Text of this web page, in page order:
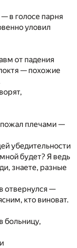
в голосе парня
уловил
от падения
— похожие
плечами —
убедительности
будет? Я ведь
знаете, разные
отвернулся —
кто виноват.
больницу,